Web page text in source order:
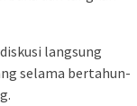
langsung
selama bertahun-